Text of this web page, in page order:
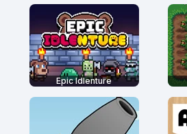
Epic Idlenture